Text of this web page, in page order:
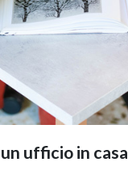
ufficio in casa